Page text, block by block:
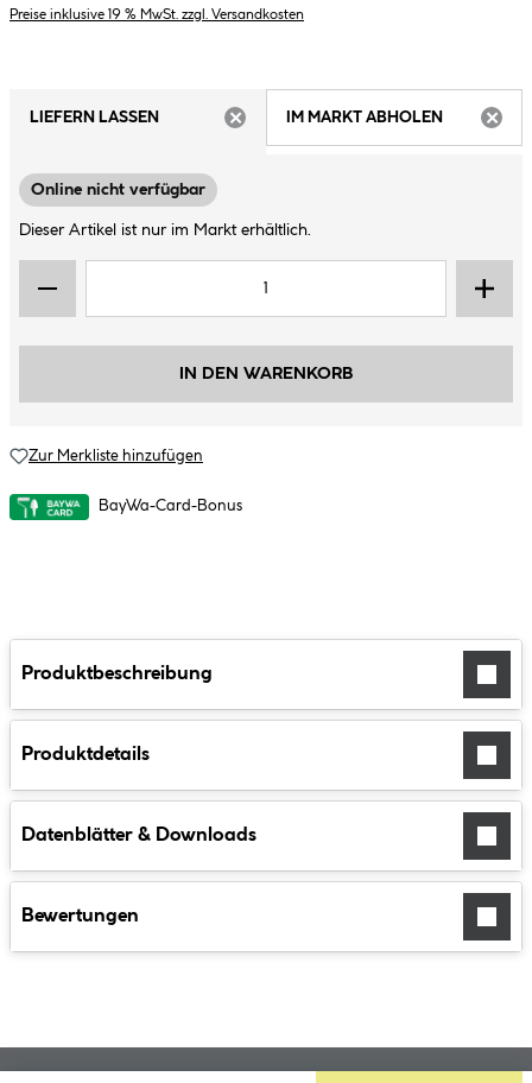
Preise inklusive 19 % MwSt. zzgl. Versandkosten
LIEFERN LASSEN
IM MARKT ABHOLEN
Online nicht verfügbar
Dieser Artikel ist nur im Markt erhältlich.
IN DEN WARENKORB
Zur Merkliste hinzufügen
BayWa-Card-Bonus
Produktbeschreibung
Produktdetails
Datenblätter & Downloads
Bewertungen